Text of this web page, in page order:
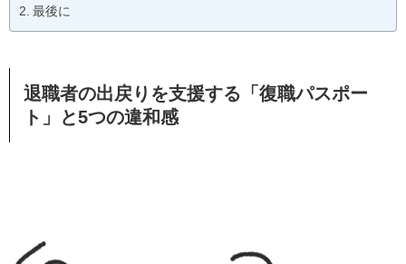
最後に
退職者の出戻りを支援する「復職パスポー
ト」と5つの違和感